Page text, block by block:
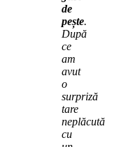
de
pește.
După
ce
am
avut
o
surpriză
tare
neplăcută
cu